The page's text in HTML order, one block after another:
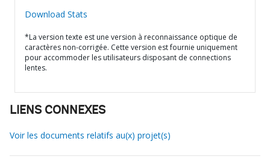
Download Stats
*La version texte est une version à reconnaissance optique de
caractères non-corrigée. Cette version est fournie uniquement
pour accommoder les utilisateurs disposant de connections
lentes.
LIENS CONNEXES
Voir les documents relatifs au(x) projet(s)